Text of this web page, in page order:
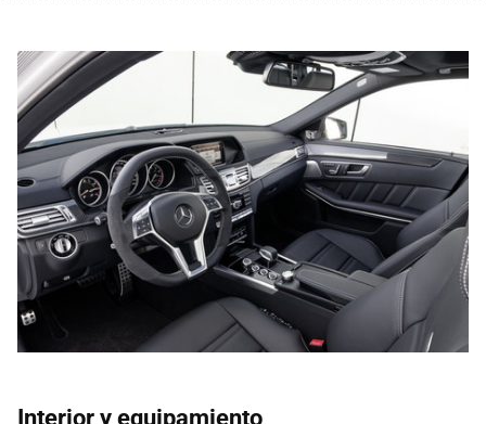
Interior y equipamiento